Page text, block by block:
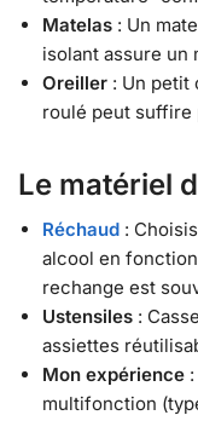
Matelas : Un
isolant assure un
Oreiller : Un petit
roulé peut suffire
Le matériel
Réchaud :
alcool en
rechange est
Ustensiles :
assiettes
Mon expérience
multifonction